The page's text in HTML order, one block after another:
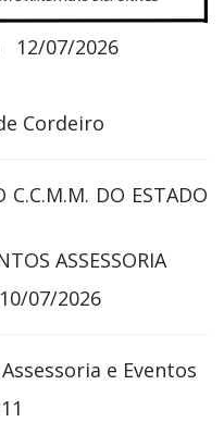
12/07/2026
Cordeiro
C.C.M.M. DO ESTADO
ASSESSORIA
10/07/2026
e Eventos